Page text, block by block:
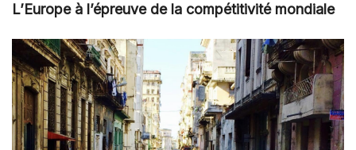
L’Europe à l’épreuve de la compétitivité mondiale